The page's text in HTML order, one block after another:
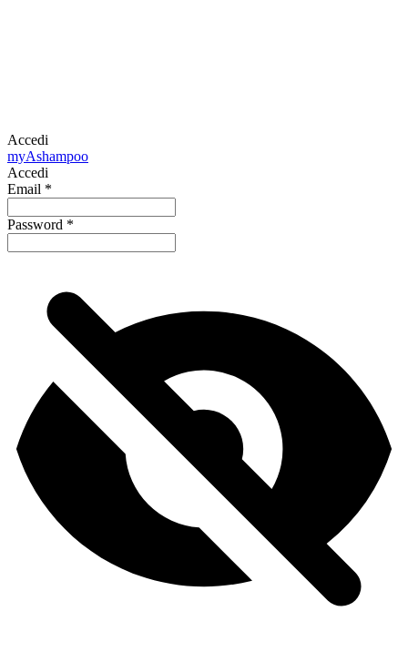
Accedi
myAshampoo
Accedi
Email *
Password *